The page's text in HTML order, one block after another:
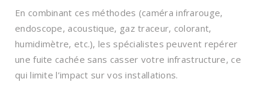
En combinant ces méthodes (caméra infrarouge,
endoscope, acoustique, gaz traceur, colorant,
humidimètre, etc.), les spécialistes peuvent repérer
une fuite cachée sans casser votre infrastructure, ce
qui limite l’impact sur vos installations.